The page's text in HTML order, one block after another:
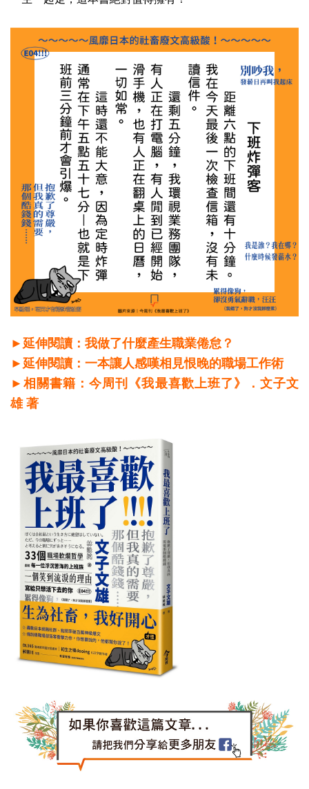
►延伸閱讀：我做了什麼產生職業倦怠？
►延伸閱讀：一本讓人感嘆相見恨晚的職場工作術
►相關書籍：今周刊《我最喜歡上班了》．文子文
雄 著